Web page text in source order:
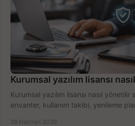
Kurumsal yazılım lisansı
Kurumsal yazılım lisansı nasıl yönetilir
envanter, kullanım takibi, yenileme
26 Haziran 2026